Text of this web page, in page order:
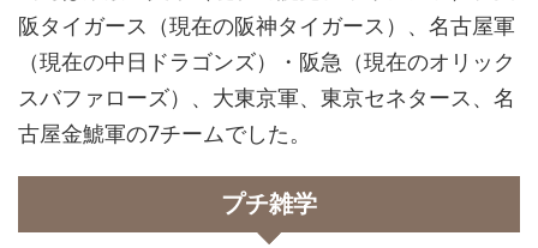
阪タイガース（現在の阪神タイガース）、名古屋軍
（現在の中日ドラゴンズ）・阪急（現在のオリック
スバファローズ）、大東京軍、東京セネタース、名
古屋金鯱軍の7チームでした。
プチ雑学